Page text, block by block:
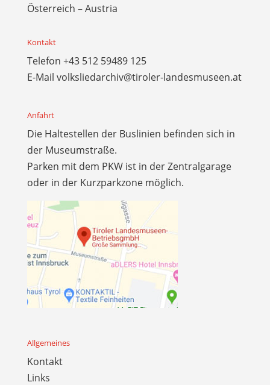
Österreich – Austria
Kontakt
Telefon +43 512 59489 125
E-Mail volksliedarchiv@tiroler-landesmuseen.at
Anfahrt
Die Haltestellen der Buslinien befinden sich in
der Museumstraße.
Parken mit dem PKW ist in der Zentralgarage
oder in der Kurzparkzone möglich.
Allgemeines
Kontakt
Links